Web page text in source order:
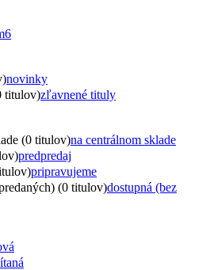
6
novinky
titulov)zľavnené tituly
(0 titulov)na centrálnom sklade
predpredaj
pripravujeme
(0 titulov)dostupná (bez